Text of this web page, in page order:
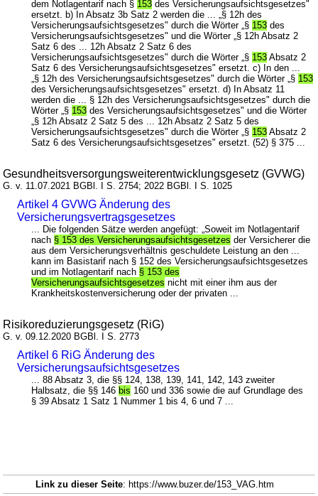
dem Notlagentarif nach § 153 des Versicherungsaufsichtsgesetzes"
ersetzt. b) In Absatz 3b Satz 2 werden die ... „§ 12h des
Versicherungsaufsichtsgesetzes" durch die Wörter „§ 153 des
Versicherungsaufsichtsgesetzes" und die Wörter „§ 12h Absatz 2
Satz 6 des ... 12h Absatz 2 Satz 6 des
Versicherungsaufsichtsgesetzes" durch die Wörter „§ 153 Absatz 2
Satz 6 des Versicherungsaufsichtsgesetzes" ersetzt. c) In den ...
„§ 12h des Versicherungsaufsichtsgesetzes" durch die Wörter „§ 153
des Versicherungsaufsichtsgesetzes" ersetzt. d) In Absatz 11
werden die ... § 12h des Versicherungsaufsichtsgesetzes" durch die
Wörter „§ 153 des Versicherungsaufsichtsgesetzes" und die Wörter
„§ 12h Absatz 2 Satz 5 des ... 12h Absatz 2 Satz 5 des
Versicherungsaufsichtsgesetzes" durch die Wörter „§ 153 Absatz 2
Satz 6 des Versicherungsaufsichtsgesetzes" ersetzt. (52) § 375 ...
Gesundheitsversorgungsweiterentwicklungsgesetz (GVWG)
G. v. 11.07.2021 BGBl. I S. 2754; 2022 BGBl. I S. 1025
Artikel 4 GVWG Änderung des
Versicherungsvertragsgesetzes
... Die folgenden Sätze werden angefügt: „Soweit im Notlagentarif
nach § 153 des Versicherungsaufsichtsgesetzes der Versicherer die
aus dem Versicherungsverhältnis geschuldete Leistung an den ...
kann im Basistarif nach § 152 des Versicherungsaufsichtsgesetzes
und im Notlagentarif nach § 153 des
Versicherungsaufsichtsgesetzes nicht mit einer ihm aus der
Krankheitskostenversicherung oder der privaten ...
Risikoreduzierungsgesetz (RiG)
G. v. 09.12.2020 BGBl. I S. 2773
Artikel 6 RiG Änderung des
Versicherungsaufsichtsgesetzes
... 88 Absatz 3, die §§ 124, 138, 139, 141, 142, 143 zweiter
Halbsatz, die §§ 146bis 160 und 336 sowie die auf Grundlage des
§ 39 Absatz 1 Satz 1 Nummer 1 bis 4, 6 und 7 ...
Link zu dieser Seite: https://www.buzer.de/153_VAG.htm